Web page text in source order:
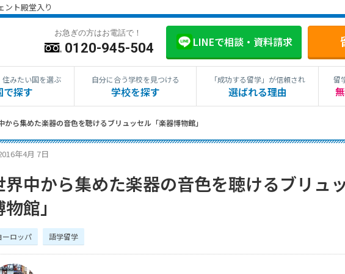
ント殿堂入り
お急ぎの方はお電話で！
0120-945-504 LINEで相談・資料請求
住みたい国を選ぶ
で探す
自分に合う学校を見つける
学校を探す
「成功する留学」が信頼され
選ばれる理由
留
から集めた楽器の音色を聴けるブリュッセル「楽器博物館」
年4月 7日
界中から集めた楽器の音色を聴けるブリュ
館」
ーロッパ 語学留学